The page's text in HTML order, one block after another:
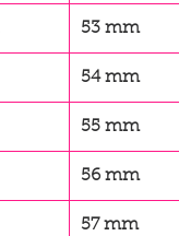
53 mm
54 mm
55 mm
56 mm
57 mm